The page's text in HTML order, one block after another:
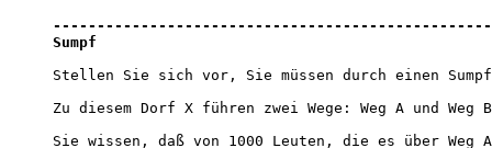
Sumpf
Stellen Sie sich vor, Sie müssen durch einen
Zu diesem Dorf X führen zwei Wege: Weg A und Weg
Sie wissen, daß von 1000 Leuten, die es über Weg